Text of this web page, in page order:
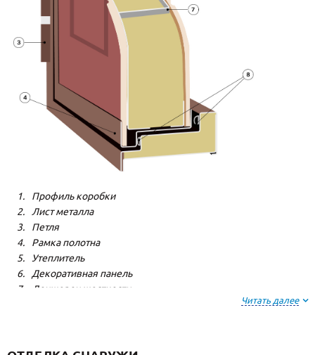
Профиль коробки
Лист металла
Петля
Рамка полотна
Утеплитель
Декоративная панель
Лонжерон жесткости
Читать далее